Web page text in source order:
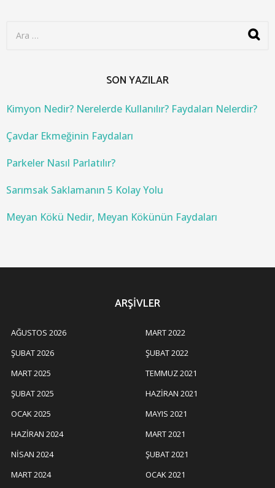
o
:
SON YAZILAR
Kimyon Nedir? Nerelerde Kullanılır? Faydaları Nelerdir?
Çavdar Ekmeğinin Faydaları
Parkeler Nasıl Parlatılır?
Sarımsak Saklamanın 5 Kolay Yolu
Meyan Kökü Nedir, Meyan Kökünün Faydaları
ARŞIVLER
AĞUSTOS 2026
ŞUBAT 2026
MART 2025
ŞUBAT 2025
OCAK 2025
HAZIRAN 2024
NISAN 2024
MART 2024
MART 2022
ŞUBAT 2022
TEMMUZ 2021
HAZIRAN 2021
MAYIS 2021
MART 2021
ŞUBAT 2021
OCAK 2021